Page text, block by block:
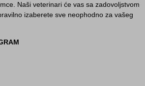
Naši veterinari će vas sa zadovoljstvom
izaberete sve neophodno za vašeg